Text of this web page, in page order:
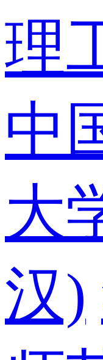
理
中
大
汉)